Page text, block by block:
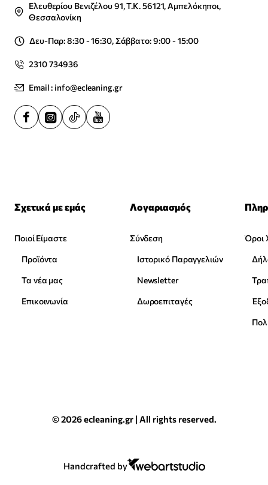
Ελευθερίου Βενιζέλου 91, Τ.Κ. 56121, Αμπελόκηποι,
Θεσσαλονίκη
Δευ-Παρ: 8:30 - 16:30, Σάββατο: 9:00 - 15:00
2310 734936
Email : info@ecleaning.gr
Σχετικά με εμάς
Ποιοί Είμαστε
Προϊόντα
Τα νέα μας
Επικοινωνία
Λογαριασμός
Σύνδεση
Ιστορικό Παραγγελιών
Newsletter
Δωροεπιταγές
Όροι
© 2026 ecleaning.gr | All rights reserved.
Handcrafted by